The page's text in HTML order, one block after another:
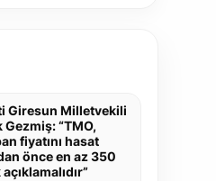
Giresun Milletvekili
Gezmiş: “TMO,
fiyatını hasat
önce en az 350